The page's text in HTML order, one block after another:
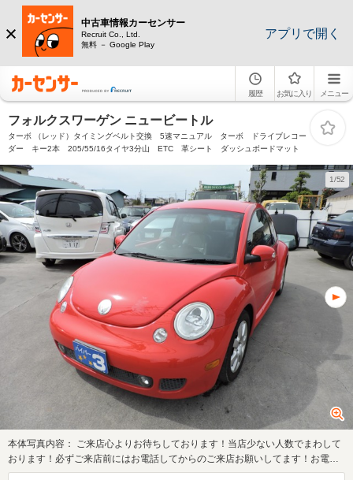
中古車情報カーセンサー
Recruit Co., Ltd.
無料 － Google Play
アプリで開く
履歴 お気に入り メニュー
フォルクスワーゲン ニュービートル
ターボ （レッド）タイミングベルト交換 5速マニュアル ターボ ドライブレコー
ダー キー2本 205/55/16タイヤ3分山 ETC 革シート ダッシュボードマット
1/52
本体写真内容： ご来店心よりお待ちしております！当店少ない人数でまわして
おります！必ずご来店前にはお電話してからのご来店お願いしてます！お電話
ない場合は…